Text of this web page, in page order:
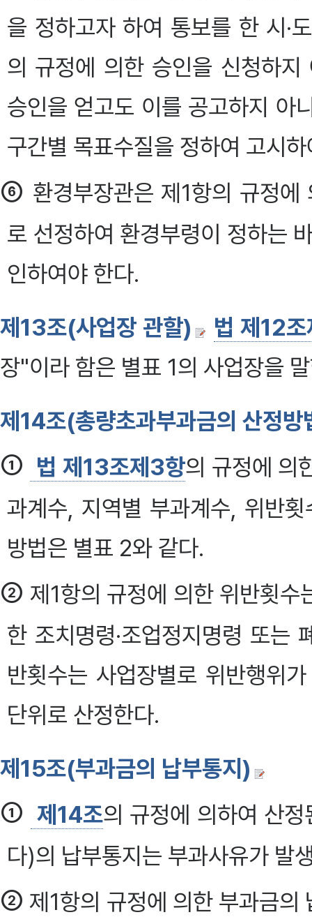
을 정하고자 하여 통보를 한 시·
의 규정에 의한 승인을 신청하
승인을 얻고도 이를 공고하지 아
구간별 목표수질을 정하여 고시
⑥ 환경부장관은 제1항의 규정
로 선정하여 환경부령이 정하는
인하여야 한다.
제13조(사업장 관할)
법 제12
장"이라 함은 별표 1의 사업장을
제14조(총량초과부과금의 산정방
① 법 제13조제3항의 규정에 의
과계수, 지역별 부과계수, 위반
방법은 별표 2와 같다.
② 제1항의 규정에 의한 위반횟수
한 조치명령·조업정지명령 또는
반횟수는 사업장별로 위반행위
단위로 산정한다.
제15조(부과금의 납부통지)
① 제14조의 규정에 의하여 산
다)의 납부통지는 부과사유가 발
② 제1항의 규정에 의한 부과금의